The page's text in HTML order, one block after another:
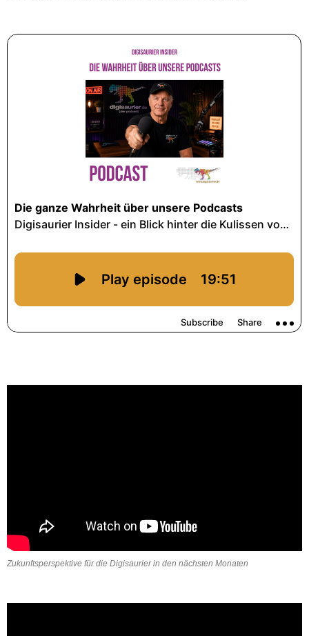
Zukunftsperspektive für die Digisaurier in den nächsten Monaten